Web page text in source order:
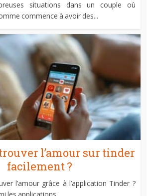
situations dans un couple où
commence à avoir des...
l’amour sur tinder
facilement ?
l’amour grâce à l’application Tinder ?